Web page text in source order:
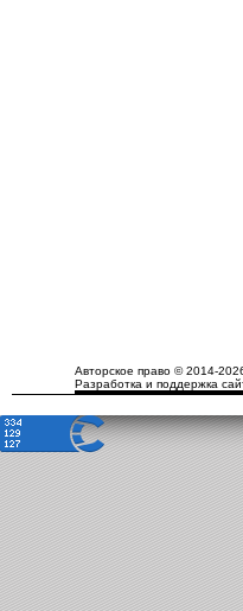
Авторское право © 2014-
Разработка и поддержка